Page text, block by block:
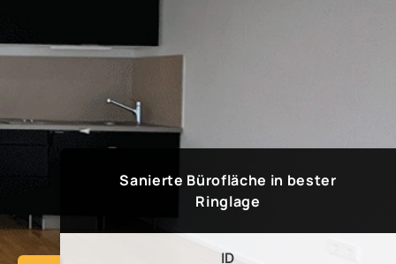
Sanierte Bürofläche in bester
Ringlage
ID